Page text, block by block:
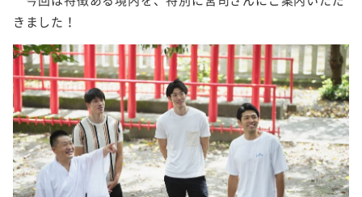
きました！